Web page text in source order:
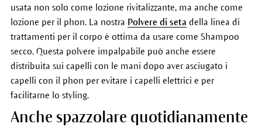
usata non solo come lozione rivitalizzante, ma anche come
lozione per il phon. La nostra Polvere di seta della linea di
trattamenti per il corpo è ottima da usare come Shampoo
secco. Questa polvere impalpabile può anche essere
distribuita sui capelli con le mani dopo aver asciugato i
capelli con il phon per evitare i capelli elettrici e per
facilitarne lo styling.
Anche spazzolare quotidianamente